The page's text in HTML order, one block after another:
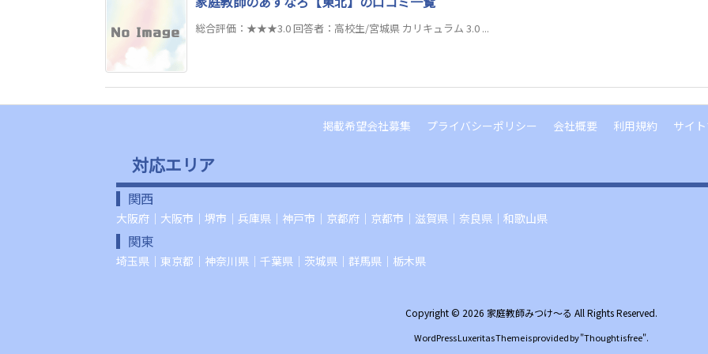
総合評価：★★★3.0 回答者：高校生/宮城県 カリキュラム 3.0 ...
掲載希望会社募集 プライバシーポリシー 会社概要 利用規約 サイ
対応エリア
関西
大阪府 ｜ 大阪市 ｜ 堺市 ｜ 兵庫県 ｜ 神戸市 ｜ 京都府 ｜ 京都市 ｜ 滋賀県 ｜ 奈良県 ｜ 和歌山県
関東
埼玉県 ｜ 東京都 ｜ 神奈川県 ｜ 千葉県 ｜ 茨城県 ｜ 群馬県 ｜ 栃木県
Copyright © 2026 家庭教師みつけ～る All Rights Reserved.
WordPress Luxeritas Theme is provided by "Thought is free".